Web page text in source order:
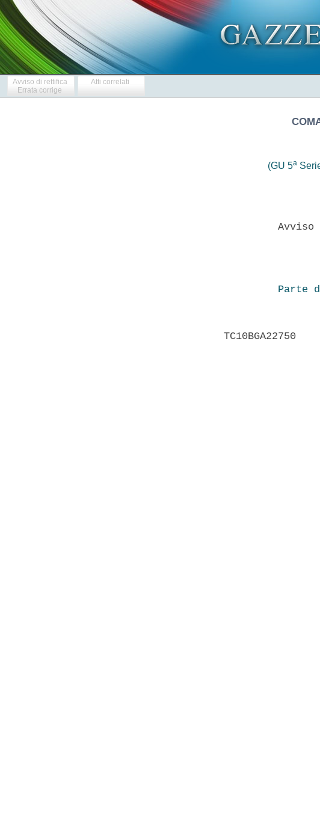
Avviso di rettifica
Errata corrige
Atti correlati
(GU 5a
Avviso
Parte